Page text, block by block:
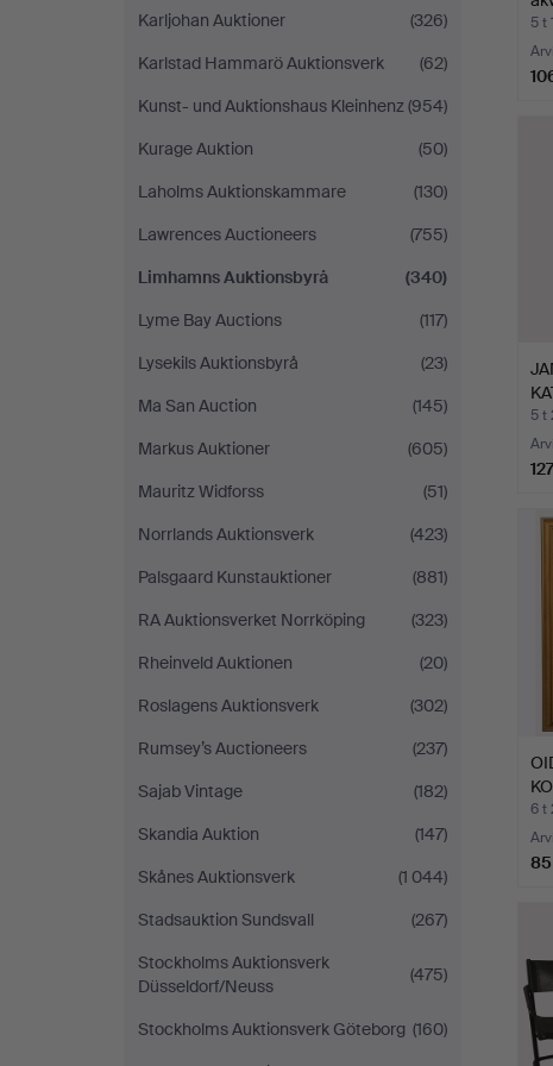
Karljohan Auktioner
(326)
Karlstad Hammarö Auktionsverk
(62)
Kunst- und Auktionshaus Kleinhenz(954)
Kurage Auktion
(50)
Laholms Auktionskammare
(130)
Lawrences Auctioneers
(755)
Limhamns Auktionsbyrå
(340)
Lyme Bay Auctions
(117)
Lysekils Auktionsbyrå
(23)
Ma San Auction
(145)
Markus Auktioner
(605)
Mauritz Widforss
(51)
Norrlands Auktionsverk
(423)
Palsgaard Kunstauktioner
(881)
RA Auktionsverket Norrköping
(323)
Rheinveld Auktionen
(20)
Roslagens Auktionsverk
(302)
Rumsey’s Auctioneers
(237)
Sajab Vintage
(182)
Skandia Auktion
(147)
Skånes Auktionsverk
(1 044)
Stadsauktion Sundsvall
(267)
Stockholms Auktionsverk
Düsseldorf/Neuss
(475)
Stockholms Auktionsverk Göteborg (160)
5 t
5 t
6 t